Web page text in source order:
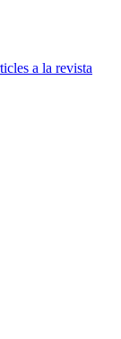
a la revista